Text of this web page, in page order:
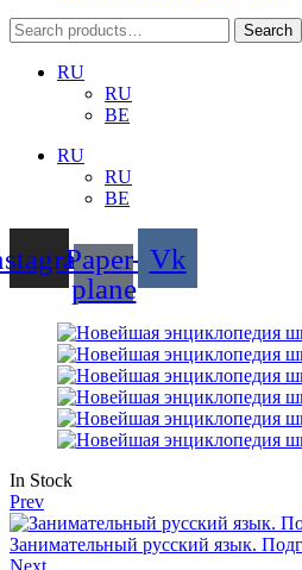
Search
for:
Search
RU
RU
BE
RU
RU
BE
Paper-
plane
Vk
Availability:
In Stock
Prev
Занимательный русский язык.
Next